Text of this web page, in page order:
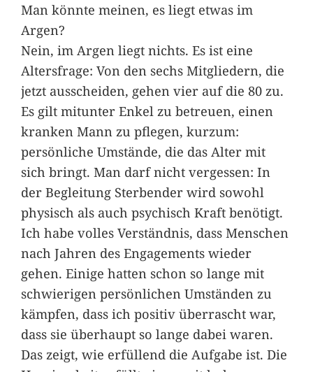
Man könnte meinen, es liegt etwas im
Argen?
Nein, im Argen liegt nichts. Es ist eine
Altersfrage: Von den sechs Mitgliedern, die
jetzt ausscheiden, gehen vier auf die 80 zu.
Es gilt mitunter Enkel zu betreuen, einen
kranken Mann zu pflegen, kurzum:
persönliche Umstände, die das Alter mit
sich bringt. Man darf nicht vergessen: In
der Begleitung Sterbender wird sowohl
physisch als auch psychisch Kraft benötigt.
Ich habe volles Verständnis, dass Menschen
nach Jahren des Engagements wieder
gehen. Einige hatten schon so lange mit
schwierigen persönlichen Umständen zu
kämpfen, dass ich positiv überrascht war,
dass sie überhaupt so lange dabei waren.
Das zeigt, wie erfüllend die Aufgabe ist. Die